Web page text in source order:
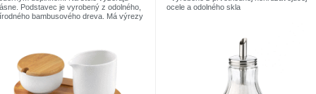
Podstavec je vyrobený z odolného,
bambusového dreva. Má výrezy
v elegantnej krabičke a je dobrým
na darček.
sa skladá:
porcelánová cukornička s bambusovým
ocele a odolného skla